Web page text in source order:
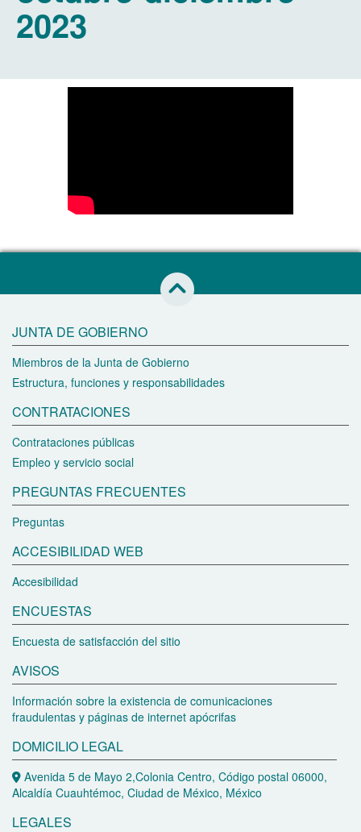
2023
JUNTA DE GOBIERNO
Miembros de la Junta de Gobierno
Estructura, funciones y responsabilidades
CONTRATACIONES
Contrataciones públicas
Empleo y servicio social
PREGUNTAS FRECUENTES
Preguntas
ACCESIBILIDAD WEB
Accesibilidad
ENCUESTAS
Encuesta de satisfacción del sitio
AVISOS
Información sobre la existencia de comunicaciones
fraudulentas y páginas de internet apócrifas
DOMICILIO LEGAL
Avenida 5 de Mayo 2,Colonia Centro, Código postal 06000,
Alcaldía Cuauhtémoc, Ciudad de México, México
LEGALES